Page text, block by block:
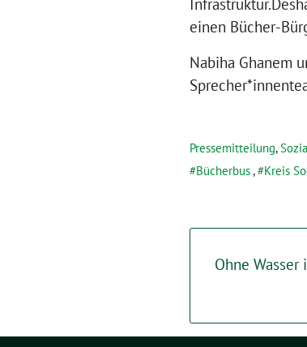
einen Bücher-
Nabiha Ghanem
Pressemitteilung,
Bücherbus, Kreis
Ohne